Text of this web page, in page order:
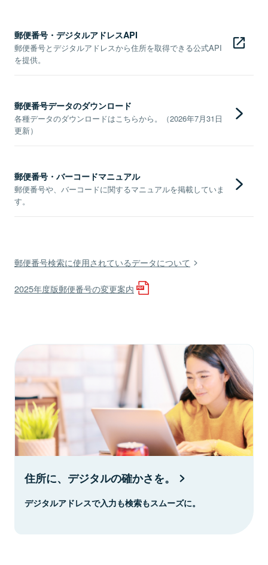
郵便番号・デジタルアドレスAPI
郵便番号とデジタルアドレスから住所を取得できる公式API
を提供。
郵便番号データのダウンロード
各種データのダウンロードはこちらから。（2026年7月31日
更新）
郵便番号・バーコードマニュアル
郵便番号や、バーコードに関するマニュアルを掲載していま
す。
郵便番号検索に使用されているデータについて
2025年度版郵便番号の変更案内
住所に、デジタルの確かさを。
デジタルアドレスで入力も検索もスムーズに。